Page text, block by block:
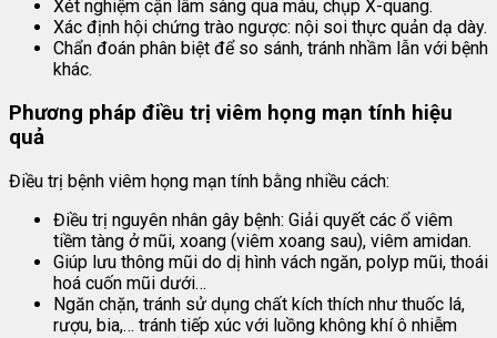
Xét nghiệm cận lâm sàng qua máu, chụp X-quang.
Xác định hội chứng trào ngược: nội soi thực quản dạ dày.
Chẩn đoán phân biệt để so sánh, tránh nhầm lẫn với bệnh
khác.
Phương pháp điều trị viêm họng mạn tính hiệu
quả
Điều trị bệnh viêm họng mạn tính bằng nhiều cách:
Điều trị nguyên nhân gây bệnh: Giải quyết các ổ viêm
tiềm tàng ở mũi, xoang (viêm xoang sau), viêm amidan.
Giúp lưu thông mũi do dị hình vách ngăn, polyp mũi, thoái
hoá cuốn mũi dưới…
Ngăn chặn, tránh sử dụng chất kích thích như thuốc lá,
rượu, bia,… tránh tiếp xúc với luồng không khí ô nhiễm